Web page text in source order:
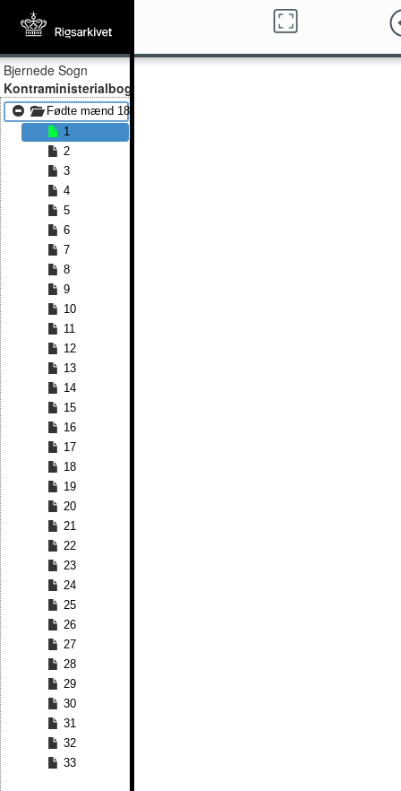
Bjernede Sogn
Kontraministerialbog
Fødte mænd 1815 - Fødte mænd 1824
1
2
3
4
5
6
7
8
9
10
11
12
13
14
15
16
17
18
19
20
21
22
23
24
25
26
27
28
29
30
31
32
33